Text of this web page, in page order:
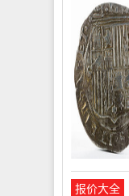
报价大全